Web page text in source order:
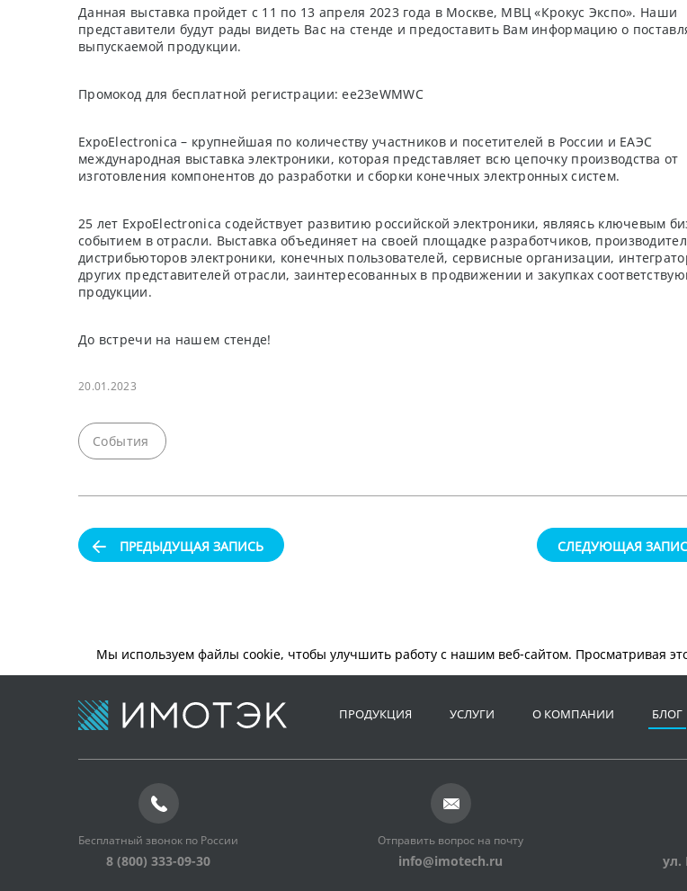
Данная выставка пройдет с 11 по 13 апреля 2023 года в Москве, МВЦ «Крокус Экспо». Наши
представители будут рады видеть Вас на стенде и предоставить Вам информацию о
выпускаемой продукции.
Промокод для бесплатной регистрации: ee23eWMWC
ExpoElectronica – крупнейшая по количеству участников и посетителей в России и ЕАЭС
международная выставка электроники, которая представляет всю цепочку производства от
изготовления компонентов до разработки и сборки конечных электронных систем.
25 лет ExpoElectronica содействует развитию российской электроники, являясь ключевым
событием в отрасли. Выставка объединяет на своей площадке разработчиков,
дистрибьюторов электроники, конечных пользователей, сервисные организации,
других представителей отрасли, заинтересованных в продвижении и закупках
продукции.
До встречи на нашем стенде!
20.01.2023
События
ПРЕДЫДУЩАЯ ЗАПИСЬ СЛЕДУЮЩАЯ
Мы используем файлы cookie, чтобы улучшить работу с нашим веб-сайтом. Просматривая
ПРОДУКЦИЯ УСЛУГИ О КОМПАНИИ БЛОГ
Бесплатный звонок по России
8 (800) 333-09-30
Отправить вопрос на почту
info@imotech.ru ул.